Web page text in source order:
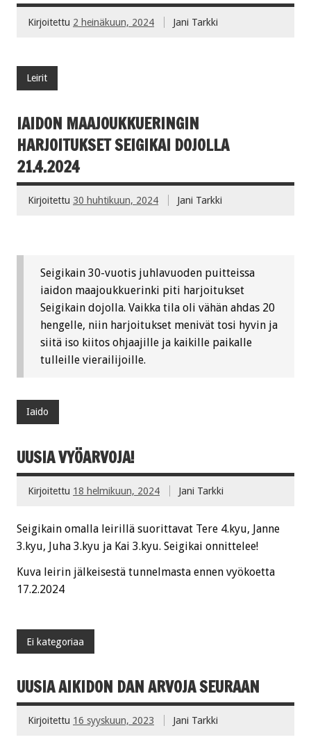
Kirjoitettu 2 heinäkuun, 2024 Jani Tarkki
Leirit
IAIDON MAAJOUKKUERINGIN
HARJOITUKSET SEIGIKAI DOJOLLA
21.4.2024
Kirjoitettu 30 huhtikuun, 2024 Jani Tarkki
Seigikain 30-vuotis juhlavuoden puitteissa
iaidon maajoukkuerinki piti harjoitukset
Seigikain dojolla. Vaikka tila oli vähän ahdas 20
hengelle, niin harjoitukset menivät tosi hyvin ja
siitä iso kiitos ohjaajille ja kaikille paikalle
tulleille vierailijoille.
Iaido
UUSIA VYÖARVOJA!
Kirjoitettu 18 helmikuun, 2024 Jani Tarkki
Seigikain omalla leirillä suorittavat Tere 4.kyu, Janne
3.kyu, Juha 3.kyu ja Kai 3.kyu. Seigikai onnittelee!
Kuva leirin jälkeisestä tunnelmasta ennen vyökoetta
17.2.2024
Ei kategoriaa
UUSIA AIKIDON DAN ARVOJA SEURAAN
Kirjoitettu 16 syyskuun, 2023 Jani Tarkki